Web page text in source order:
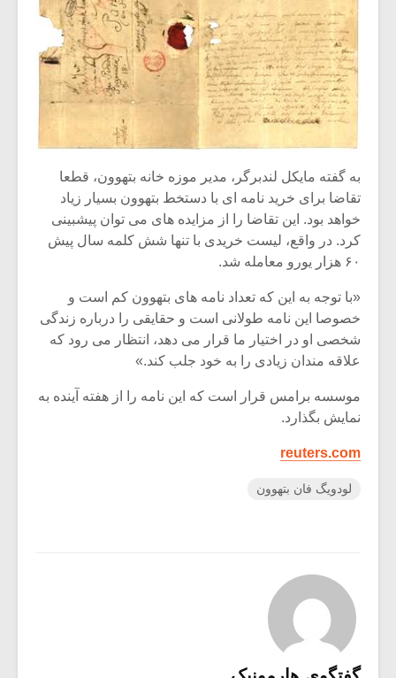
به گفته مایکل لندبرگر، مدیر موزه خانه بتهوون، قطعا
تقاضا برای خرید نامه ای با دستخط بتهوون بسیار زیاد
خواهد بود. این تقاضا را از مزایده های می توان پیشبینی
کرد. در واقع، لیست خریدی با تنها شش کلمه سال پیش
۶۰ هزار یورو معامله شد.
«با توجه به این که تعداد نامه های بتهوون کم است و
خصوصا این نامه طولانی است و حقایقی را درباره زندگی
شخصی او در اختیار ما قرار می دهد، انتظار می رود که
علاقه مندان زیادی را به خود جلب کند.»
موسسه برامس قرار است که این نامه را از هفته آینده به
نمایش بگذارد.
reuters.com
لودویگ فان بتهوون